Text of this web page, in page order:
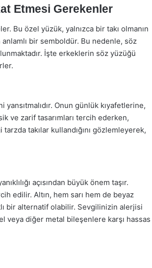
Etmesi Gerekenler
Bu özel yüzük, yalnızca bir takı olmanın
bir semboldür. Bu nedenle, söz
İşte erkeklerin söz yüzüğü
Onun günlük kıyafetlerine,
ve zarif tasarımları tercih ederken,
takılar kullandığını gözlemleyerek,
açısından büyük önem taşır.
edilir. Altın, hem sarı hem de beyaz
bir alternatif olabilir. Sevgilinizin alerjisi
veya diğer metal bileşenlere karşı hassas